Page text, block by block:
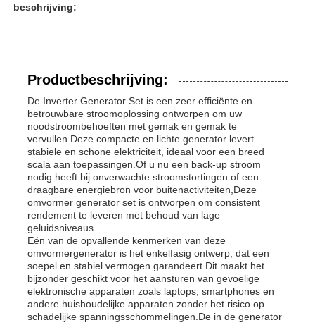
Thuis
Producten
beschrijving:
Productbeschrijving:
De Inverter Generator Set is een zeer efficiënte en
betrouwbare stroomoplossing ontworpen om uw
noodstroombehoeften met gemak en gemak te
vervullen.Deze compacte en lichte generator levert
stabiele en schone elektriciteit, ideaal voor een breed
scala aan toepassingen.Of u nu een back-up stroom
nodig heeft bij onverwachte stroomstortingen of een
draagbare energiebron voor buitenactiviteiten,Deze
omvormer generator set is ontworpen om consistent
rendement te leveren met behoud van lage
geluidsniveaus.
Eén van de opvallende kenmerken van deze
omvormergenerator is het enkelfasig ontwerp, dat een
soepel en stabiel vermogen garandeert.Dit maakt het
bijzonder geschikt voor het aansturen van gevoelige
elektronische apparaten zoals laptops, smartphones en
andere huishoudelijke apparaten zonder het risico op
schadelijke spanningsschommelingen.De in de generator